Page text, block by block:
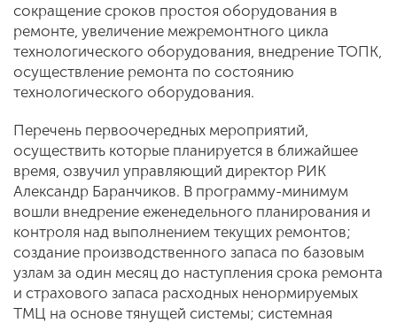
сокращение сроков простоя оборудования в
ремонте, увеличение межремонтного цикла
технологического оборудования, внедрение ТОПК,
осуществление ремонта по состоянию
технологического оборудования.
Перечень первоочередных мероприятий,
осуществить которые планируется в ближайшее
время, озвучил управляющий директор РИК
Александр Баранчиков. В программу-минимум
вошли внедрение еженедельного планирования и
контроля над выполнением текущих ремонтов;
создание производственного запаса по базовым
узлам за один месяц до наступления срока ремонта
и страхового запаса расходных ненормируемых
ТМЦ на основе тянущей системы; системная